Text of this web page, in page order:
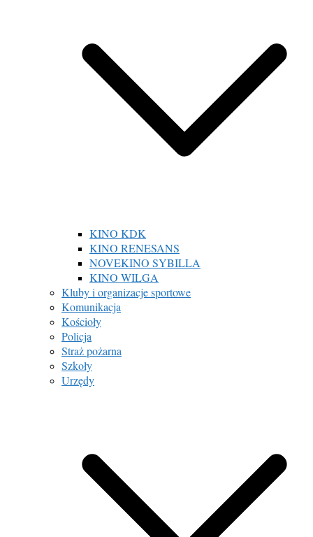
KINO KDK
KINO RENESANS
NOVEKINO SYBILLA
KINO WILGA
Kluby i organizacje sportowe
Komunikacja
Kościoły
Policja
Straż pożarna
Szkoły
Urzędy